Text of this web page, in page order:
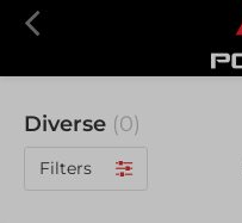
Diverse (0)
Filters